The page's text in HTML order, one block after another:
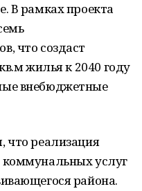
В рамках проекта
что создаст
жилья к 2040 году
внебюджетные
что реализация
коммунальных услуг
района.